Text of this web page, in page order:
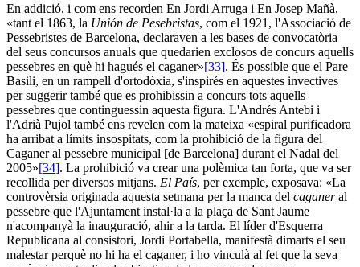
En addició, i com ens recorden En Jordi Arruga i En Josep Mañà,
«tant el 1863, la Unión de Pesebristas, com el 1921, l'Associació de
Pessebristes de Barcelona, declaraven a les bases de convocatòria
del seus concursos anuals que quedarien exclosos de concurs aquells
pessebres en què hi hagués el caganer»[33]. És possible que el Pare
Basili, en un rampell d'ortodòxia, s'inspirés en aquestes invectives
per suggerir també que es prohibissin a concurs tots aquells
pessebres que continguessin aquesta figura. L'Andrés Antebi i
l'Adrià Pujol també ens revelen com la mateixa «espiral purificadora
ha arribat a límits insospitats, com la prohibició de la figura del
Caganer al pessebre municipal [de Barcelona] durant el Nadal del
2005»[34]. La prohibició va crear una polèmica tan forta, que va ser
recollida per diversos mitjans. El País, per exemple, exposava: «La
controvèrsia originada aquesta setmana per la manca del caganeral
pessebre que l'Ajuntament instal·la a la plaça de Sant Jaume
n'acompanyà la inauguració, ahir a la tarda. El líder d'Esquerra
Republicana al consistori, Jordi Portabella, manifestà dimarts el seu
malestar perquè no hi ha el caganer, i ho vinculà al fet que la seva